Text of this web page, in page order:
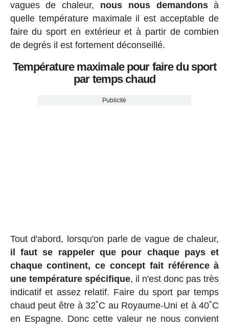
vagues de chaleur, nous nous demandonsà
quelle température maximale il est acceptable de
faire du sport en extérieur et à partir de combien
de degrés il est fortement déconseillé.
Température maximale pour faire du sport
par temps chaud
Publicité
Tout d'abord, lorsqu'on parle de vague de chaleur,
il faut se rappeler que pour chaque pays et
chaque continent, ce concept fait référence à
une température spécifique, il n'est donc pas très
indicatif et assez relatif. Faire du sport par temps
chaud peut être à 32˚C au Royaume-Uni et à 40˚C
en Espagne. Donc cette valeur ne nous convient